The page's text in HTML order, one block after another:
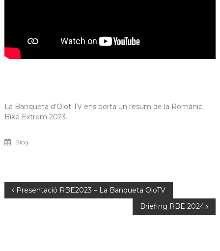
La Banqueta d’Olot TV ens porta un resum de la Romànic
Bike Extrem 2023.
Blog
Navegació
Presentació RBE2023 – La Banqueta OloTV
Briefing RBE 2024